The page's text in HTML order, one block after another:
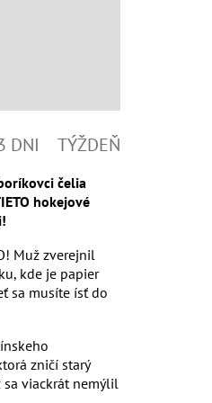
DNI TÝŽDEŇ
čelia
hokejové
Muž zverejnil
kde je papier
sa musíte ísť do
zničí starý
sa viackrát nemýlil